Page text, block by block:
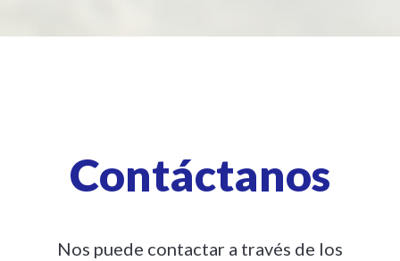
Contáctanos
Nos puede contactar a través de los